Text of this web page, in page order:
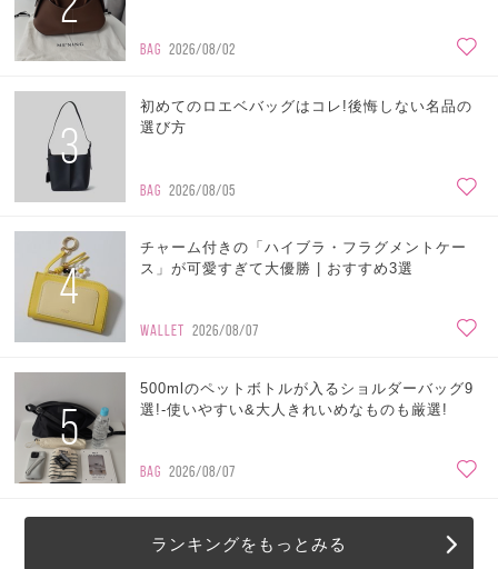
BAG 2026/08/02
3
初めてのロエベバッグはコレ!後悔しない名品の
選び方
BAG 2026/08/05
4
チャーム付きの「ハイブラ・フラグメントケー
ス」が可愛すぎて大優勝 | おすすめ3選
WALLET 2026/08/07
5
500mlのペットボトルが入るショルダーバッグ9
選!-使いやすい&大人きれいめなものも厳選!
BAG 2026/08/07
ランキングをもっとみる